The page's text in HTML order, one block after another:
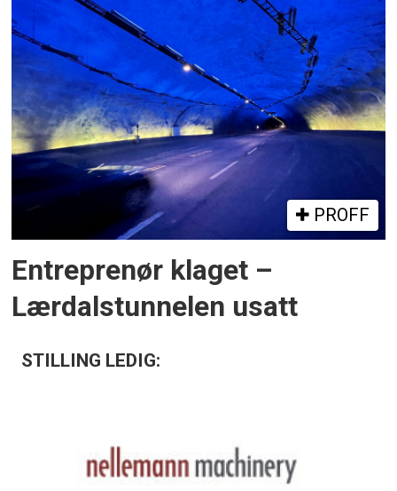
PROFF
Entreprenør klaget –
Lærdalstunnelen usatt
STILLING LEDIG: